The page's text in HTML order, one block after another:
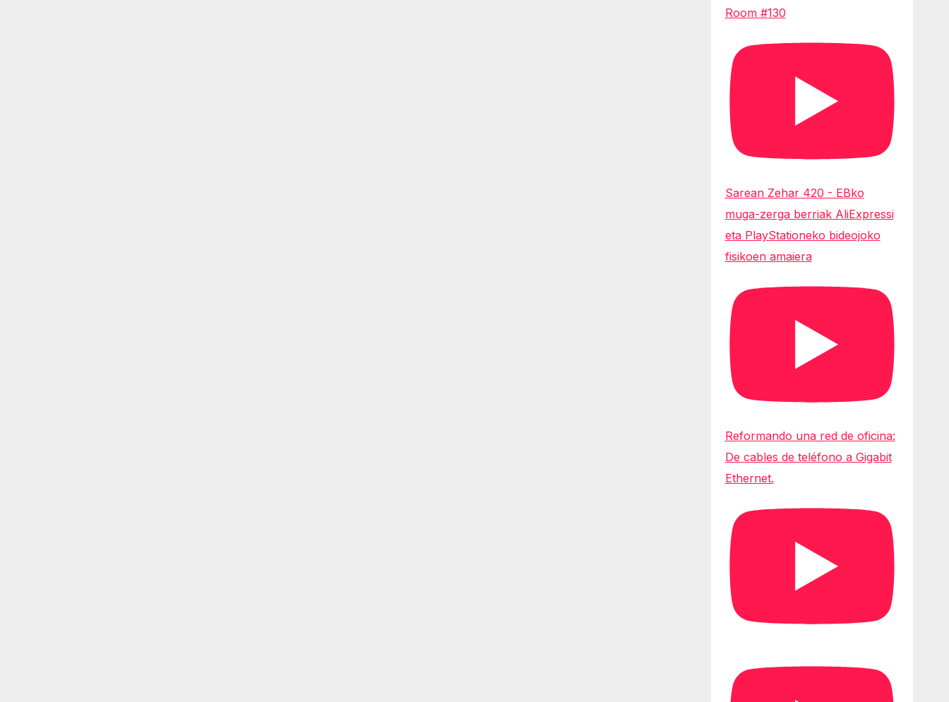
Room #130
Sarean Zehar 420 - EBko
muga-zerga berriak AliExpressi
eta PlayStationeko bideojoko
fisikoen amaiera
Reformando una red de oficina:
De cables de teléfono a Gigabit
Ethernet.